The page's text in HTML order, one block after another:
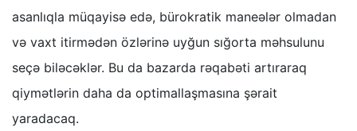
asanlıqla müqayisə edə, bürokratik maneələr olmadan
və vaxt itirmədən özlərinə uyğun sığorta məhsulunu
seçə biləcəklər. Bu da bazarda rəqabəti artıraraq
qiymətlərin daha da optimallaşmasına şərait
yaradacaq.